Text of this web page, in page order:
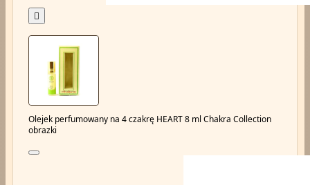

Olejek perfumowany na 4 czakrę HEART 8 ml Chakra Collection
obrazki